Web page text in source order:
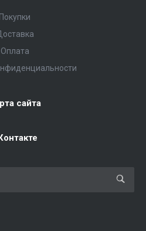
Покупки
Оплата
сайта